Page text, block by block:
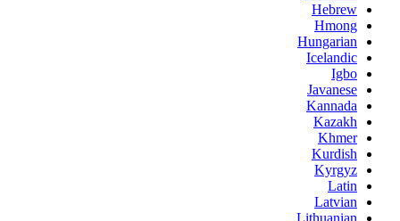
Hebrew
Hmong
Hungarian
Icelandic
Igbo
Javanese
Kannada
Kazakh
Khmer
Kurdish
Kyrgyz
Latin
Latvian
Lithuanian